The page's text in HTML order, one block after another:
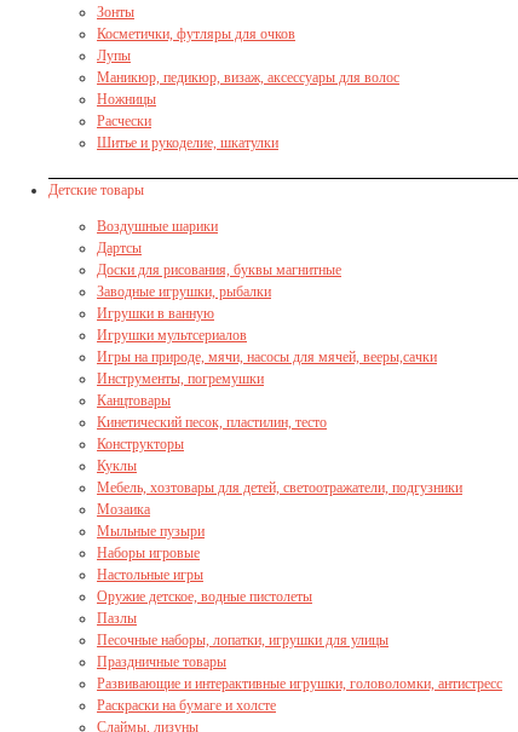
Зонты
Косметички, футляры для очков
Лупы
Маникюр, педикюр, визаж, аксессуары для волос
Ножницы
Расчески
Шитье и рукоделие, шкатулки
Детские товары
Воздушные шарики
Дартсы
Доски для рисования, буквы магнитные
Заводные игрушки, рыбалки
Игрушки в ванную
Игрушки мультсериалов
Игры на природе, мячи, насосы для мячей, вееры,сачки
Инструменты, погремушки
Канцтовары
Кинетический песок, пластилин, тесто
Конструкторы
Куклы
Мебель, хозтовары для детей, светоотражатели, подгузники
Мозаика
Мыльные пузыри
Наборы игровые
Настольные игры
Оружие детское, водные пистолеты
Пазлы
Песочные наборы, лопатки, игрушки для улицы
Праздничные товары
Развивающие и интерактивные игрушки, головоломки, антистресс
Раскраски на бумаге и холсте
Слаймы, лизуны